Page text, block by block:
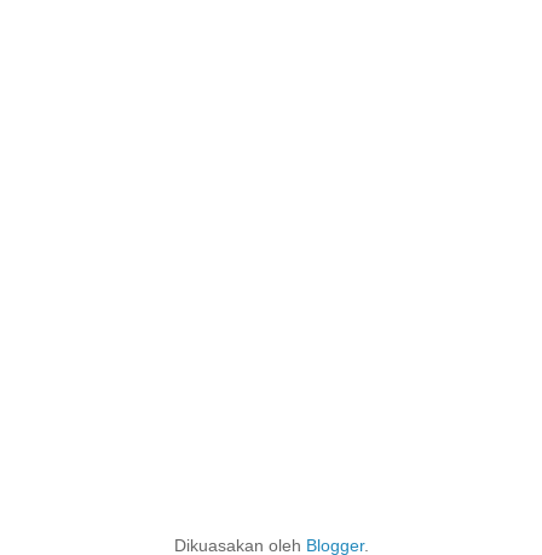
Dikuasakan oleh Blogger.